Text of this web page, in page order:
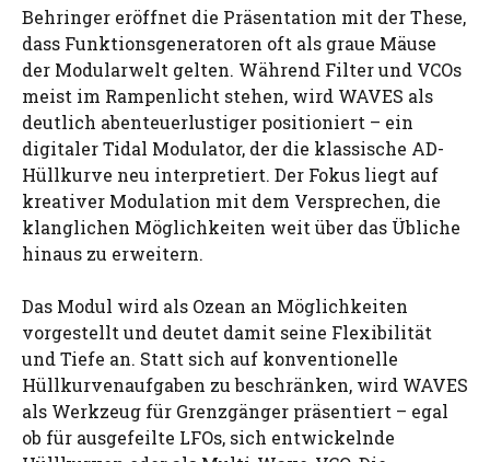
Behringer eröffnet die Präsentation mit der These,
dass Funktionsgeneratoren oft als graue Mäuse
der Modularwelt gelten. Während Filter und VCOs
meist im Rampenlicht stehen, wird WAVES als
deutlich abenteuerlustiger positioniert – ein
digitaler Tidal Modulator, der die klassische AD-
Hüllkurve neu interpretiert. Der Fokus liegt auf
kreativer Modulation mit dem Versprechen, die
klanglichen Möglichkeiten weit über das Übliche
hinaus zu erweitern.
Das Modul wird als Ozean an Möglichkeiten
vorgestellt und deutet damit seine Flexibilität
und Tiefe an. Statt sich auf konventionelle
Hüllkurvenaufgaben zu beschränken, wird WAVES
als Werkzeug für Grenzgänger präsentiert – egal
ob für ausgefeilte LFOs, sich entwickelnde